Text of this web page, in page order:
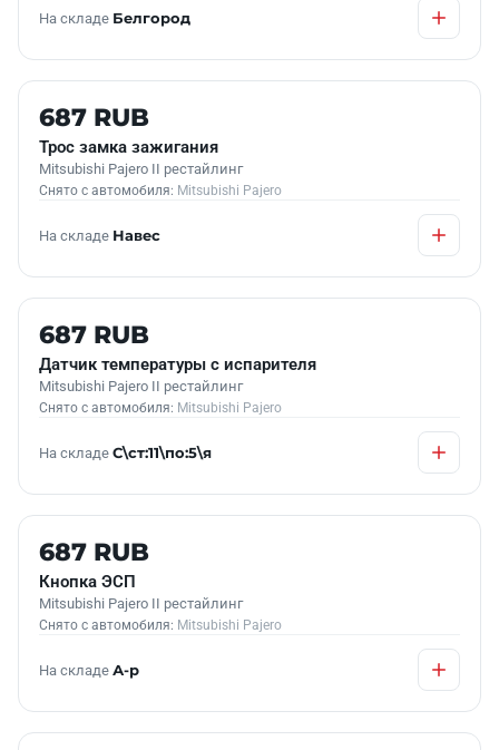
На складе Белгород
Б/У В НАЛИЧИИ
687 RUB
Трос замка зажигания
Mitsubishi Pajero II рестайлинг
Снято с автомобиля: Mitsubishi Pajero
На складе Навес
Б/У В НАЛИЧИИ
687 RUB
Датчик температуры с испарителя
Mitsubishi Pajero II рестайлинг
Снято с автомобиля: Mitsubishi Pajero
На складе С\ст:11\по:5\я
Б/У В НАЛИЧИИ
687 RUB
Кнопка ЭСП
Mitsubishi Pajero II рестайлинг
Снято с автомобиля: Mitsubishi Pajero
На складе А-р